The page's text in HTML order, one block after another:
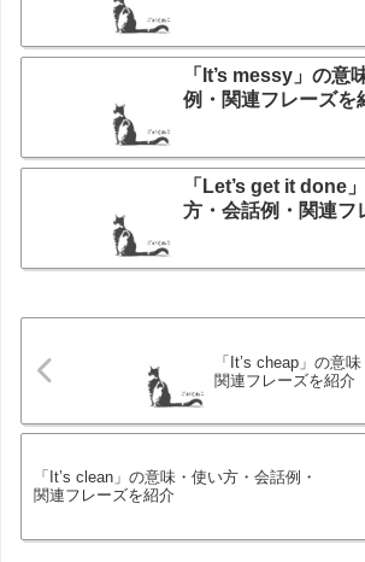
「It’s messy」の意
例・関連フレーズを
「Let’s get it done
方・会話例・関連フ
「It’s cheap」の意
関連フレーズを紹介
「It’s clean」の意味・使い方・会話例・
関連フレーズを紹介